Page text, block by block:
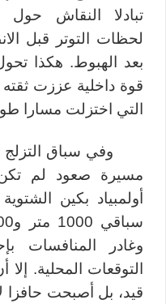
تبادلا النقاش حول
لحظات التوتر قبل
بعد الهبوط. هكذا
قوة داخلية عززت
التي اختزلت مسارا
وفي سباق التزلج
مسيرة صعود لم
وغادر
التوقعات المحلية.
قيد، بل أصبحت حافزا